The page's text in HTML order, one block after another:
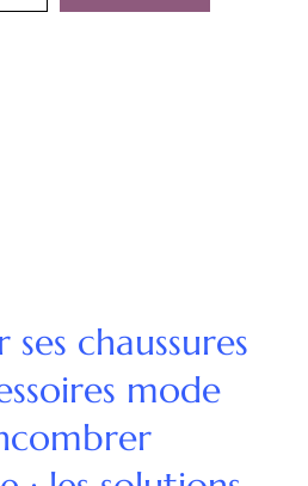
ses chaussures
mode